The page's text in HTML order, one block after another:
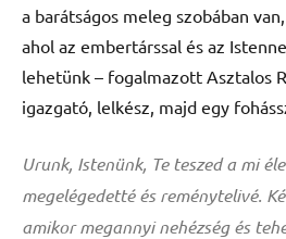
a barátságos meleg szobában
ahol az embertárssal és az
lehetünk – fogalmazott Asztalos
igazgató, lelkész, majd egy
Urunk, Istenünk, Te teszed a mi
megelégedetté és reménytelivé.
amikor megannyi nehézség és